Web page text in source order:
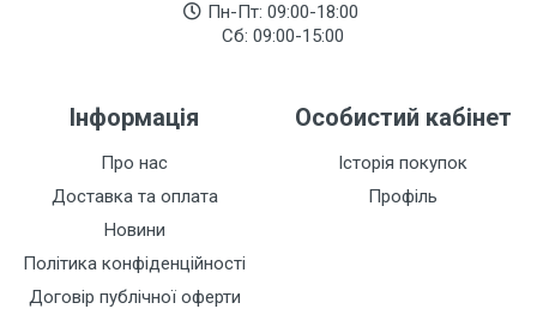
Пн-Пт: 09:00-18:00
Сб: 09:00-15:00
Інформація
Про нас
Доставка та оплата
Новини
Політика конфіденційності
Договір публічної оферти
Особистий кабінет
Історія покупок
Профіль